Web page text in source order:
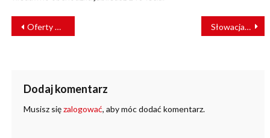
NAWIGACJA
WPISU
Oferty na zaplecze ŁKA Słowacja: Liptovský Mikuláš z nowym przebiegiem kluczowej magistrali
Dodaj komentarz
Musisz sięzalogować, aby móc dodać komentarz.